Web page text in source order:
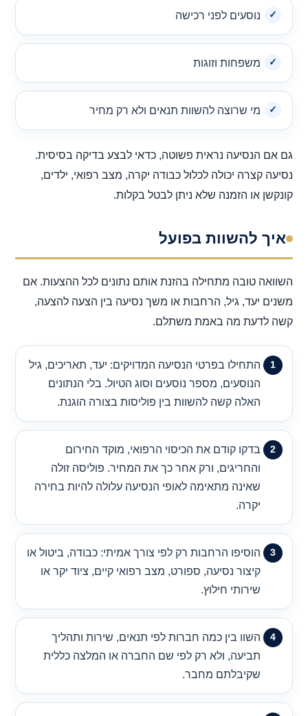
נוסעים לפני רכישה
משפחות וזוגות
מי שרוצה להשוות תנאים ולא רק מחיר
גם אם הנסיעה נראית פשוטה, כדאי לבצע בדיקה בסיסית.
נסיעה קצרה יכולה לכלול כבודה יקרה, מצב רפואי, ילדים,
קונקשן או הזמנה שלא ניתן לבטל בקלות.
איך להשוות בפועל
השוואה טובה מתחילה בהזנת אותם נתונים לכל ההצעות. אם
משנים יעד, גיל, הרחבות או משך נסיעה בין הצעה להצעה,
קשה לדעת מה באמת משתלם.
התחילו בפרטי הנסיעה המדויקים: יעד, תאריכים, גיל
הנוסעים, מספר נוסעים וסוג הטיול. בלי הנתונים
האלה קשה להשוות בין פוליסות בצורה הוגנת.
בדקו קודם את הכיסוי הרפואי, מוקד החירום
והחריגים, ורק אחר כך את המחיר. פוליסה זולה
שאינה מתאימה לאופי הנסיעה עלולה להיות בחירה
יקרה.
הוסיפו הרחבות רק לפי צורך אמיתי: כבודה, ביטול או
קיצור נסיעה, ספורט, מצב רפואי קיים, ציוד יקר או
שירותי חילוץ.
השוו בין כמה חברות לפי תנאים, שירות ותהליך
תביעה, ולא רק לפי שם החברה או המלצה כללית
שקיבלתם מחבר.